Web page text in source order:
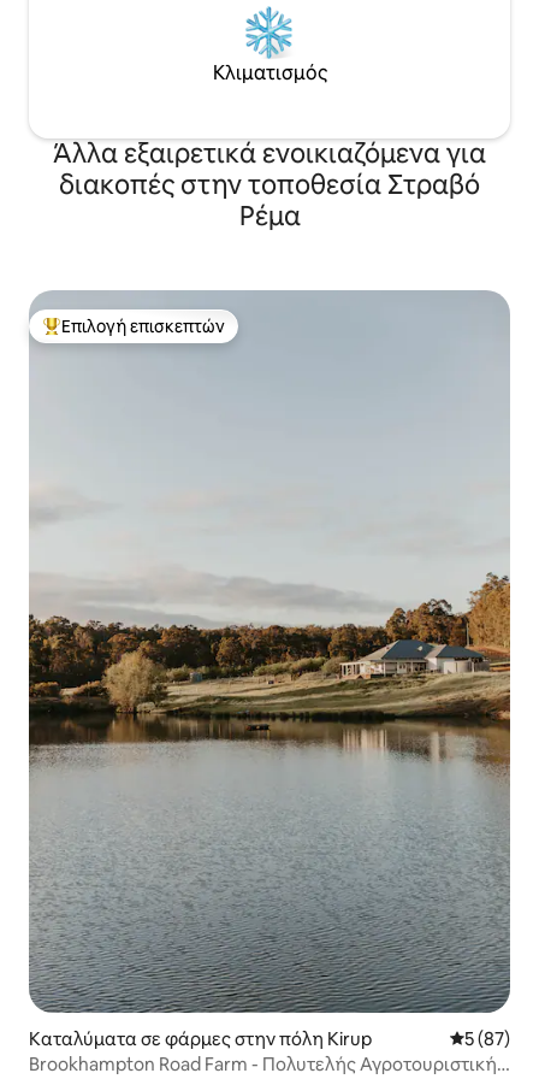
Κλιματισμός
Άλλα εξαιρετικά ενοικιαζόμενα για
διακοπές στην τοποθεσία Στραβό
Ρέμα
Κορυφαία επιλογή επισκεπτών
Επιλογή επισκεπτών
Καταλύματα σε φάρμες στην πόλη Kirup Μέση
5 (87)
Brookhampton Road Farm - Πολυτελής Αγροτουριστική